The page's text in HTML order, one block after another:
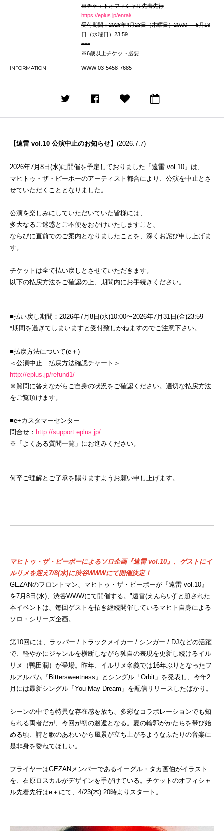
※チケットオフィシャル先着先行
https://eplus.jp/enrai/
受付期間：2026年4月23日（木曜日）20:00 ～ 5月13
日（水曜日）23:59
===
※6歳以上チケット必要
INFORMATION WWW 03-5458-7685
【遠雷 vol.10 公演中止のお知らせ】 (2026.7.7)
2026年7月8日(水)に開催を予定しておりました「遠雷 vol.10」は、
マヒトゥ・ザ・ピーポーのアーティスト都合により、公演を中止とさ
せていただくこととなりました。
公演を楽しみにしていただいていた皆様には、
多大なるご迷惑とご不便をおかけいたしますこと、
ならびに直前でのご案内となりましたことを、深くお詫び申し上げま
す。
チケットは全て払い戻しとさせていただきます。
以下の払戻方法をご確認の上、期間内にお手続きください。
■払い戻し期間：2026年7月8日(水)10:00〜2026年7月31日(金)23:59
*期間を過ぎてしまいますと受付致しかねますのでご注意下さい。
■払戻方法について(e＋)
＜公演中止 払戻方法確認チャート＞
http://eplus.jp/refund1/
※質問に答えながらご自身の状況をご確認ください。適切な払戻方法
をご覧頂けます。
■e+カスタマーセンター
問合せ： http://support.eplus.jp/
※「よくある質問一覧」にお進みください。
何卒ご理解とご了承を賜りますようお願い申し上げます。
マヒトゥ・ザ・ピーポーによるソロ企画『遠雷 vol.10』、ゲストにイ
ルリメを迎え7/8(水)に渋谷WWWにて開催決定！
GEZANのフロントマン、マヒトゥ・ザ・ピーポーが『遠雷 vol.10』
を7月8日(水)、渋谷WWWにて開催する。"遠雷(えんらい)"と題された
本イベントは、毎回ゲストを招き継続開催しているマヒト自身による
ソロ・シリーズ企画。
第10回には、ラッパー / トラックメイカー / シンガー / DJなどの活躍
で、軽やかにジャンルを横断しながら独自の表現を更新し続けるイル
リメ（鴨田潤）が登場。昨年、イルリメ名義では16年ぶりとなったフ
ルアルバム『Bittersweetness』とシングル「Orbit」を発表し、今年2
月には最新シングル「You May Dream」を配信リリースしたばかり。
シーンの中でも特異な存在感を放ち、多彩なコラボレーションでも知
られる両者だが、今回が初の邂逅となる。夏の輪郭がかたちを帯び始
める頃、詩と歌のあわいから風景が立ち上がるようなふたりの音楽に
是非身を委ねてほしい。
フライヤーはGEZANメンバーであるイーグル・タカ画伯がイラスト
を、石原ロスカルがデザインを手がけている。チケットのオフィシャ
ル先着先行はe＋にて、4/23(木) 20時よりスタート。